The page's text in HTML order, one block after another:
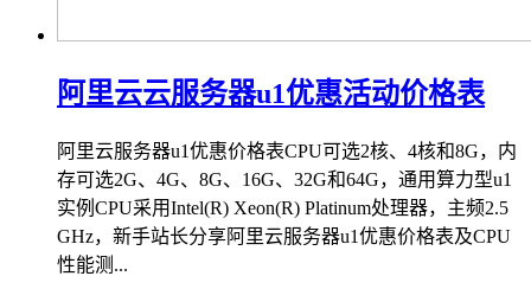
阿里云云服务器u1优惠活动价格表
阿里云服务器u1优惠价格表CPU可选2核、4核和8G，内
存可选2G、4G、8G、16G、32G和64G，通用算力型u1
实例CPU采用Intel(R) Xeon(R) Platinum处理器，主频2.5
GHz，新手站长分享阿里云服务器u1优惠价格表及CPU
性能测...